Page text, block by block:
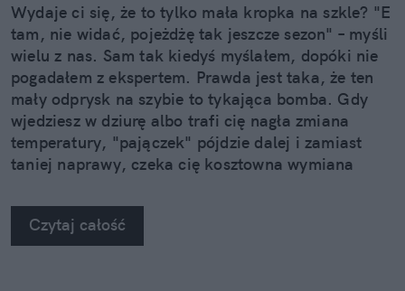
Wydaje ci się, że to tylko mała kropka na szkle? "E
tam, nie widać, pojeżdżę tak jeszcze sezon" – myśli
wielu z nas. Sam tak kiedyś myślałem, dopóki nie
pogadałem z ekspertem. Prawda jest taka, że ten
mały odprysk na szybie to tykająca bomba. Gdy
wjedziesz w dziurę albo trafi cię nagła zmiana
temperatury, "pajączek" pójdzie dalej i zamiast
taniej naprawy, czeka cię kosztowna wymiana
na własne oczy zobaczyć, jak profesjonaliści radzą
sobie z takimi uszkodzeniami.
Czytaj całość